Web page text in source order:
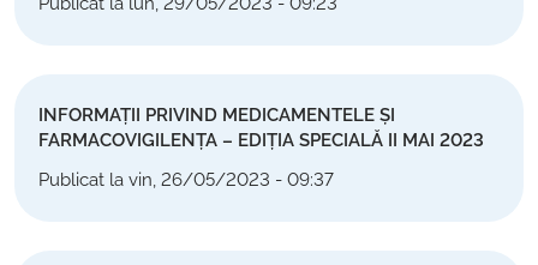
INFORMAȚII PRIVIND MEDICAMENTELE ȘI
FARMACOVIGILENȚA – EDIȚIA SPECIALĂ II MAI 2023
Publicat la vin, 26/05/2023 - 09:37